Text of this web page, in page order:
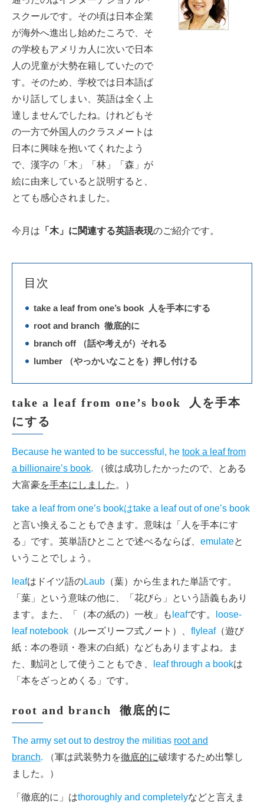
スクールです。その頃は日本企業
が海外へ進出し始めたころで、そ
の学校もアメリカ人に次いで日本
人の児童が大勢在籍していたので
す。そのため、学校では日本語ば
かり話してしまい、英語は全く上
達しませんでしたね。けれどもそ
の一方で外国人のクラスメートは
日本に興味を抱いてくれたよう
で、漢字の「木」「林」「森」が
絵に由来していると説明すると、
とても感心されました。
今月は 「木」に関連する英語表現のご紹介です。
目次
take a leaf from one’s book 人を手本にする
root and branch 徹底的に
branch off （話や考えが）それる
lumber （やっかいなことを）押し付ける
take a leaf from one’s book 人を手本
にする
Because he wanted to be successful, he took a leaf from
a billionaire’s book. （彼は成功したかったので、とある
大富豪を手本にしました 。）
take a leaf from one’s bookはtake a leaf out of one’s book
と言い換えることもできます。意味は「人を手本にす
る」です。英単語ひとことで述べるならば、 emulateと
いうことでしょう。
leafはドイツ語のLaub （葉）から生まれた単語です。
「葉」という意味の他に、「花びら」という語義もあり
ます。また、「（本の紙の）一枚」も leafです。
loose-
leaf notebook （ルーズリーフ式ノート）、 flyleaf（遊び
紙：本の巻頭・巻末の白紙）などもありますよね。ま
た、動詞として使うこともでき、
leaf through a bookは
「本をざっとめくる」です。
root and branch 徹底的に
The army set out to destroy the militias root and
branch. （軍は武装勢力を徹底的に破壊するため出撃し
ました。）
「徹底的に」はthoroughly and completelyなどと言えま